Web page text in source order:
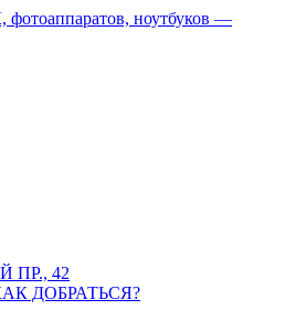
42
ДОБРАТЬСЯ?